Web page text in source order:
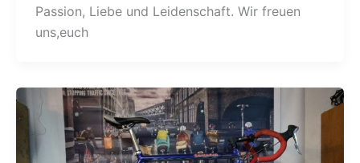
Passion, Liebe und Leidenschaft. Wir freuen
uns,euch